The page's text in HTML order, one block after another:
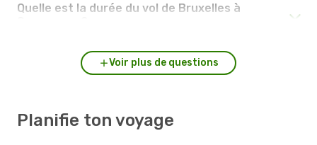
Quelle est la durée du vol de Bruxelles à
Voir plus de questions
Planifie ton voyage